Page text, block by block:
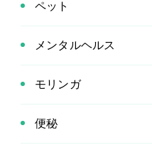
ペット
メンタルヘルス
モリンガ
便秘